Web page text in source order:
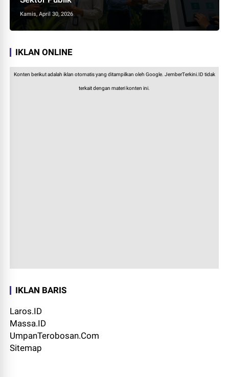
Kamis, April 30, 2026
IKLAN ONLINE
Konten berikut adalah iklan otomatis yang ditampilkan oleh Google. JemberTerkini.ID tidak
terkait dengan materi konten ini.
IKLAN BARIS
Laros.ID
Massa.ID
UmpanTerobosan.Com
Sitemap